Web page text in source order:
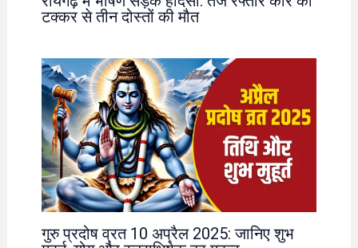
टक्कर से तीन दोस्तों की मौत
गुरु प्रदोष व्रत 10 अप्रैल 2025: जानिए शुभ